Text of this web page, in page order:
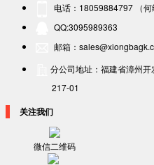
电话：18059884797 （何
QQ:3095989363
邮箱：
分公司地址：福建省漳州
217-01
关注我们
微信二维码